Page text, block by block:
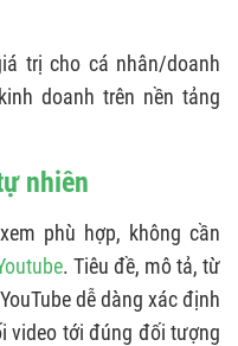
trị cho cá nhân/doanh
doanh trên nền tảng
nhiên
phù hợp, không cần
. Tiêu đề, mô tả, từ
dễ dàng xác định
video tới đúng đối tượng